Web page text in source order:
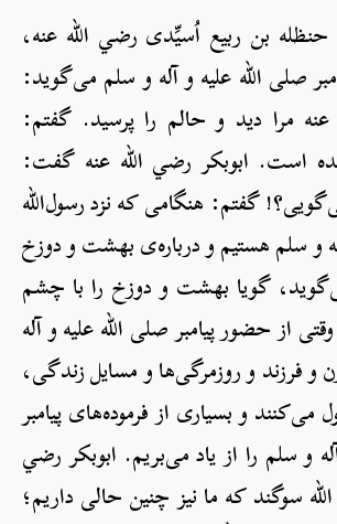
حنظله بن ربیع اُسیِّدی رضي الله عنه،
صلی الله علیه و آله و سلم می‌گوید:
عنه مرا دید و حالم را پرسید. گفتم:
است. ابوبکر رضي الله عنه گفت:
گفتم: هنگامی که نزد رسول‌الله
و سلم هستیم و درباره‌ی بهشت و دوزخ
گویا بهشت و دوزخ را با چشم
از حضور پیامبر صلی الله علیه و آله
و فرزند و روزمرگی‌ها و مسایل زندگی،
می‌کنند و بسیاری از فرموده‌های پیامبر
و سلم را از یاد می‌بریم. ابوبکر رضي
الله سوگند که ما نیز چنین حالی داریم؛